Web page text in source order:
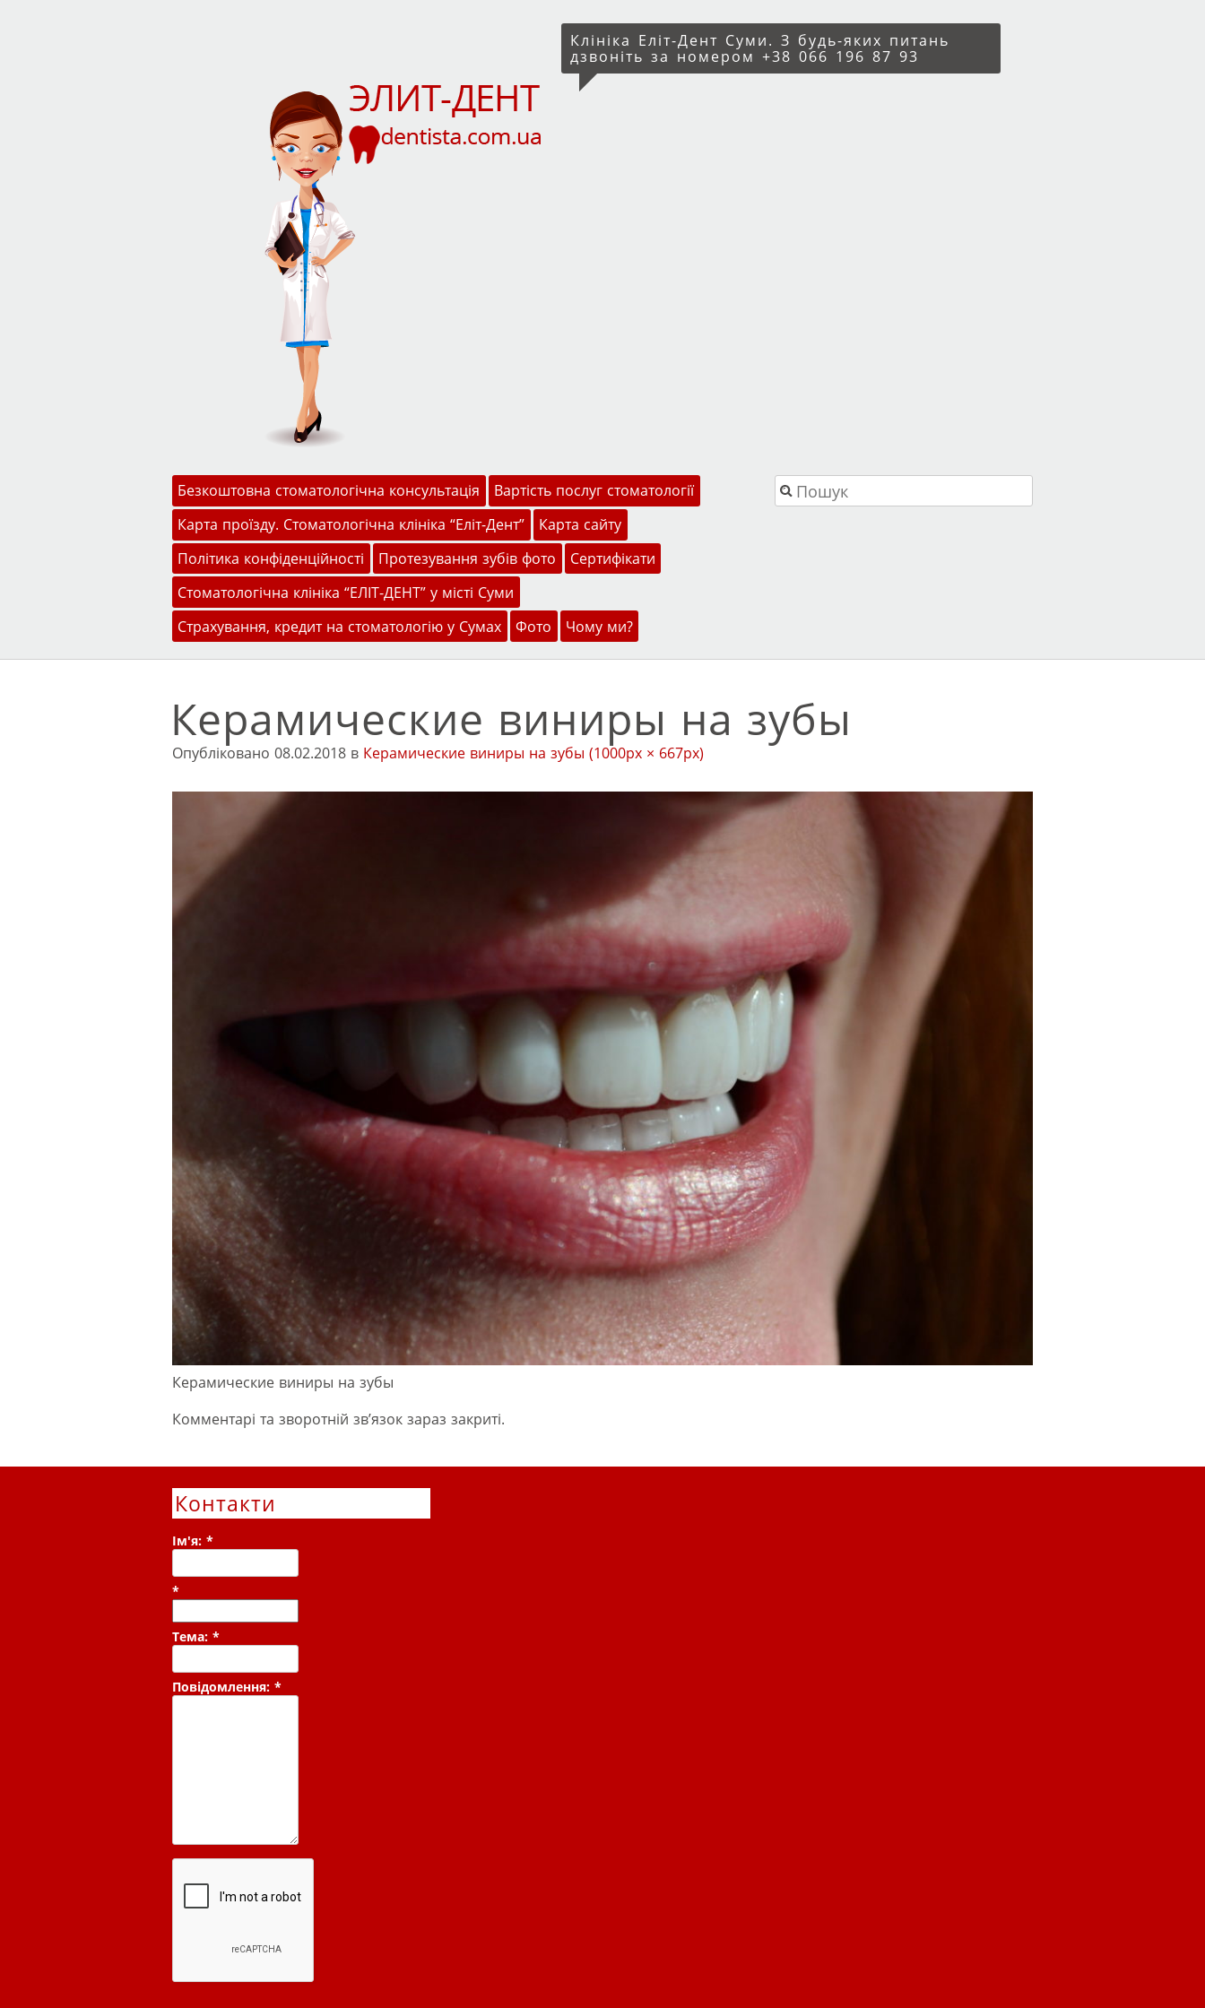
Клініка Еліт-Дент Суми. З будь-яких питань
дзвоніть за номером +38 066 196 87 93
Меню
Перейти до змісту
Безкоштовна стоматологічна консультація
Вартість послуг стоматології
Карта проїзду. Стоматологічна клініка “Еліт-Дент”
Карта сайту
Політика конфіденційності
Протезування зубів фото
Сертифікати
Стоматологічна клініка “ЕЛІТ-ДЕНТ” у місті Суми
Страхування, кредит на стоматологію у Сумах
Фото Чому ми?
Пошук
Керамические виниры на зубы
Опубліковано 08.02.2018 в Керамические виниры на зубы (1000px × 667px)
Керамические виниры на зубы
Комментарі та зворотній зв’язок зараз закриті.
Контакти
Ім'я: *
*
Тема: *
Повідомлення: *